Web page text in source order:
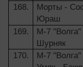
168.
Морты -
Юраш
169.
М-7
Шурняк
170.
М-7